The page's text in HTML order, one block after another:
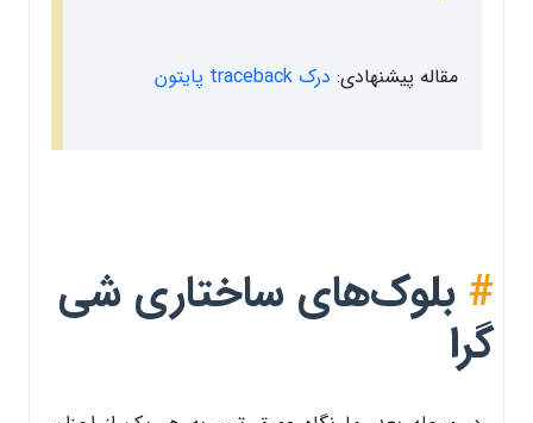
مقاله پیشنهادی: درک traceback پایتون
# بلوک‌های ساختاری شی
گرا